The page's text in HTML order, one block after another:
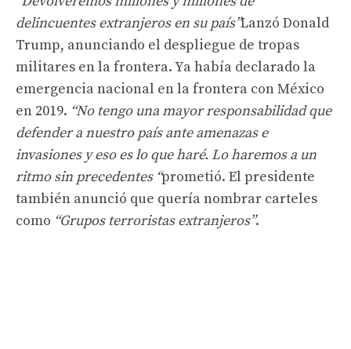
delincuentes extranjeros en su país”Lanzó Donald
Trump, anunciando el despliegue de tropas
militares en la frontera. Ya había declarado la
emergencia nacional en la frontera con México
en 2019. “No tengo una mayor responsabilidad que
defender a nuestro país ante amenazas e
invasiones y eso es lo que haré. Lo haremos a un
ritmo sin precedentes “prometió. El presidente
también anunció que quería nombrar carteles
como “Grupos terroristas extranjeros”.